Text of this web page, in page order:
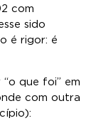
com
sido
é rigor: é
que foi” em
com outra